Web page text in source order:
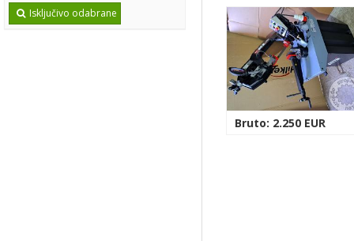
Isključivo odabrane
Bruto: 2.250 EUR